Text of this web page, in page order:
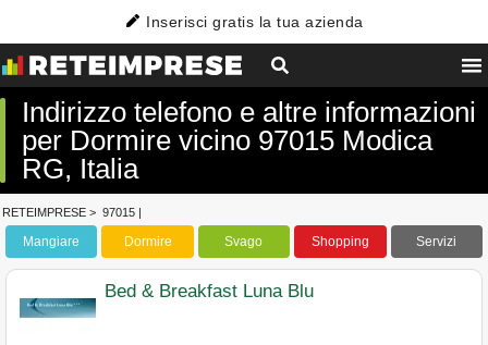
Inserisci gratis la tua azienda
Indirizzo telefono e altre informazioni
per Dormire vicino 97015 Modica
RG, Italia
RETEIMPRESE > 97015 |
Mangiare Dormire Svago Shopping Servizi
Bed & Breakfast Luna Blu